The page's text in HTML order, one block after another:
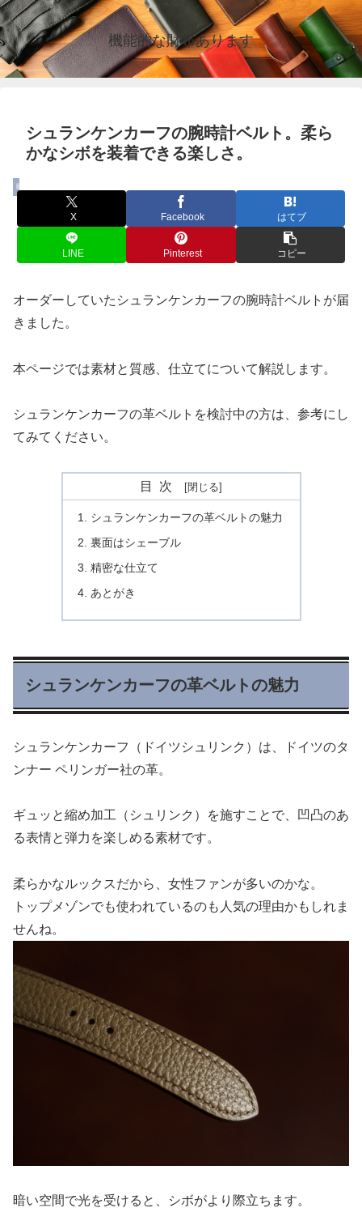
機能的な財布あります
シュランケンカーフの腕時計ベルト。柔ら
かなシボを装着できる楽しさ。
時計
X Facebook はてブ
LINE Pinterest コピー
オーダーしていたシュランケンカーフの腕時計ベルトが届
きました。
本ページでは素材と質感、仕立てについて解説します。
シュランケンカーフの革ベルトを検討中の方は、参考にし
てみてください。
目次
シュランケンカーフの革ベルトの魅力
裏面はシェーブル
精密な仕立て
あとがき
シュランケンカーフの革ベルトの魅力
シュランケンカーフ（ドイツシュリンク）は、ドイツのタ
ンナー ペリンガー社の革。
ギュッと縮め加工（シュリンク）を施すことで、凹凸のあ
る表情と弾力を楽しめる素材です。
柔らかなルックスだから、女性ファンが多いのかな。
トップメゾンでも使われているのも人気の理由かもしれま
せんね。
暗い空間で光を受けると、シボがより際立ちます。